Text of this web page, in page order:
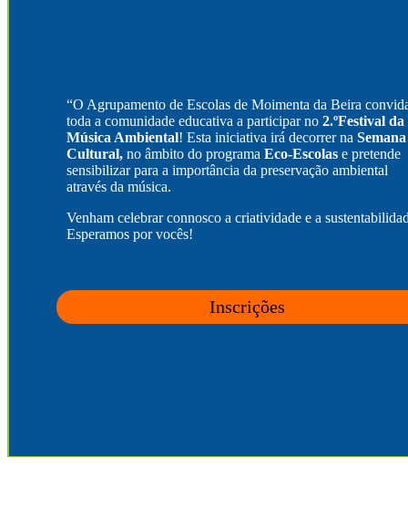
“O Agrupamento de Escolas de Moimenta da Beira
toda a comunidade educativa a participar no 2.ºFestival da
Música Ambiental! Esta iniciativa irá decorrer na Semana
Cultural, no âmbito do programa Eco-Escolas e pretende
sensibilizar para a importância da preservação ambiental
através da música.
Venham celebrar connosco a criatividade e a
Esperamos por vocês!
Inscrições